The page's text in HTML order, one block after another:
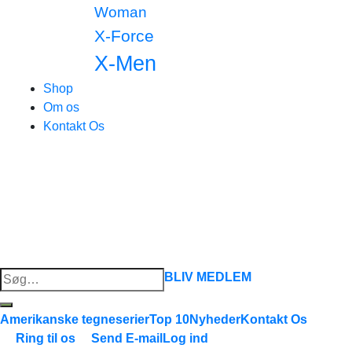
Woman
X-Force
X-Men
Shop
Om os
Kontakt Os
Søg
efter:
BLIV MEDLEM
Amerikanske tegneserierTop 10NyhederKontakt Os
Ring til os
Send E-mail Log ind